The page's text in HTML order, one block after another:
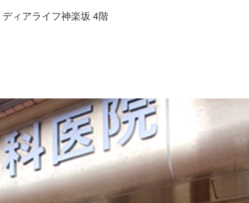
ィアライフ神楽坂 4階